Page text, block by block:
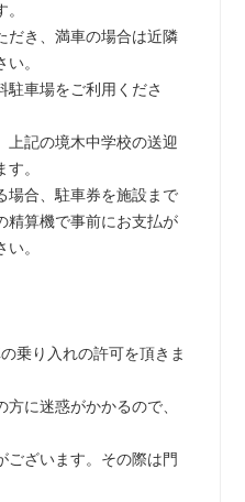
だき、満車の場合は近隣
。
車場をご利用くださ
記の境木中学校の送迎
。
場合、駐車券を施設まで
精算機で事前にお支払が
。
乗り入れの許可を頂きま
に迷惑がかかるので、
ざいます。その際は門